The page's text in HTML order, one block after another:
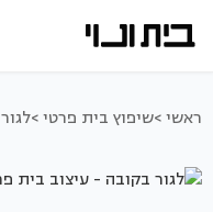
ראשי >שיפוץ בית פרטי >